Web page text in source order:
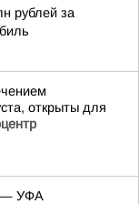
рублей за
открыты для
— УФА